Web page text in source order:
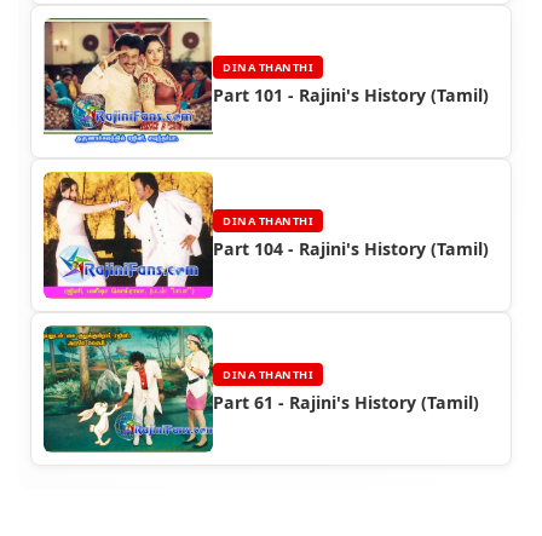
DINA THANTHI
Part 101 - Rajini's History (Tamil)
DINA THANTHI
Part 104 - Rajini's History (Tamil)
DINA THANTHI
Part 61 - Rajini's History (Tamil)